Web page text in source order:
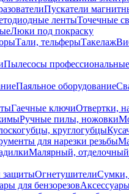
Пускатели
лентыТочечные
Люки под покраску
Тали, тельферыТакелаж
Пылесосы профессиональные
Паяльное оборудование
Гаечные ключиОтвертки,
Ручные пилы, ножовки
круглогубцы
для нарезки резьбы
Малярный,
защитыОгнетушителиСумки,
для бензорезов